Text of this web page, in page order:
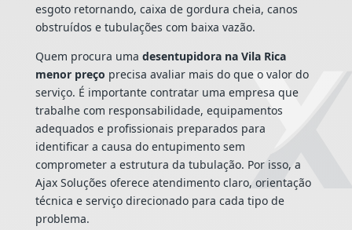
esgoto retornando, caixa de gordura cheia, canos
obstruídos e tubulações com baixa vazão.
Quem procura uma desentupidora na Vila Rica
menor preço precisa avaliar mais do que o valor do
serviço. É importante contratar uma empresa que
trabalhe com responsabilidade, equipamentos
adequados e profissionais preparados para
identificar a causa do entupimento sem
comprometer a estrutura da tubulação. Por isso, a
Ajax Soluções oferece atendimento claro, orientação
técnica e serviço direcionado para cada tipo de
problema.